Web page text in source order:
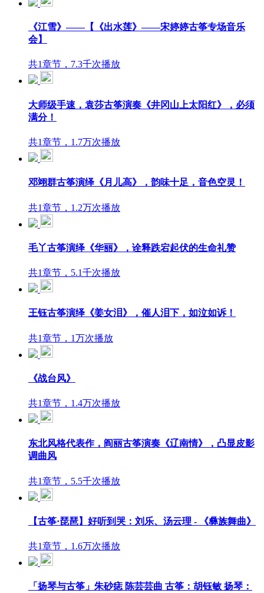
《江雪》——【《出水莲》——宋婷婷古筝专场音乐
会】
共1章节，7.3千次播放
大师级手速，袁莎古筝演奏《井冈山上太阳红》，必须
满分！
共1章节，1.7万次播放
邓翊群古筝演绎《月儿高》，韵味十足，音色空灵！
共1章节，1.2万次播放
毛丫古筝演绎《华丽》，诠释跌宕起伏的生命礼赞
共1章节，5.1千次播放
王钰古筝演绎《姜女泪》，催人泪下，如泣如诉！
共1章节，1万次播放
《战台风》
共1章节，1.4万次播放
东北风格代表作，阎丽古筝演奏《辽南情》，凸显皮影
调曲风
共1章节，5.5千次播放
【古筝·琵琶】好听到哭：刘乐、汤云理 - 《彝族舞曲》
共1章节，1.6万次播放
「扬琴与古筝」朱砂痣 陈芸芸曲 古筝：胡钰敏 扬琴：